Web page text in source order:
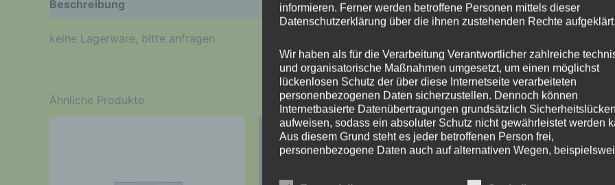
Beschreibung Rezensionen (0)
keine Lagerware, bitte anfragen
Ähnliche Produkte
informieren. Ferner werden betroffene Personen mittels dieser
Datenschutzerklärung über die ihnen zustehenden Rechte aufgeklärt.
Wir haben als für die Verarbeitung Verantwortlicher zahlreiche
und organisatorische Maßnahmen umgesetzt, um einen möglichst
lückenlosen Schutz der über diese Internetseite verarbeiteten
personenbezogenen Daten sicherzustellen. Dennoch können
Internetbasierte Datenübertragungen grundsätzlich Sicherheitslücken
aufweisen, sodass ein absoluter Schutz nicht gewährleistet werden
Aus diesem Grund steht es jeder betroffenen Person frei,
personenbezogene Daten auch auf alternativen Wegen,